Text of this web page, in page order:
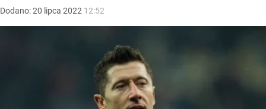
Dodano:20 lipca 2022 12:52